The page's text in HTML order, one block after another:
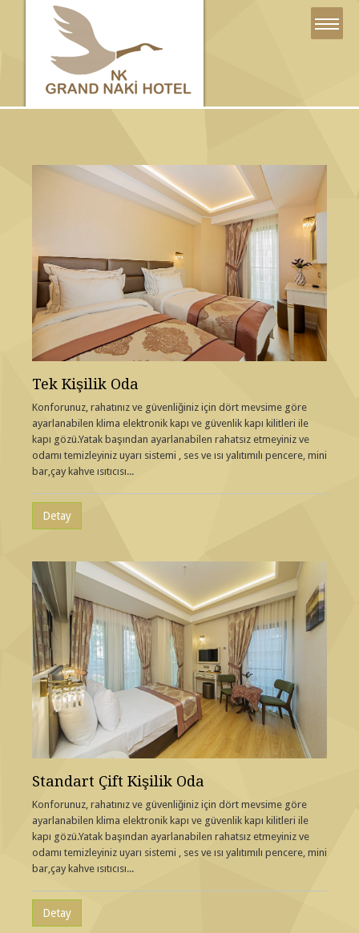
Tek Kişilik Oda
Konforunuz, rahatınız ve güvenliğiniz için dört mevsime göre
ayarlanabilen klima elektronik kapı ve güvenlik kapı kilitleri ile
kapı gözü.Yatak başından ayarlanabilen rahatsız etmeyiniz ve
odamı temizleyiniz uyarı sistemi , ses ve ısı yalıtımılı pencere, mini
bar,çay kahve ısıtıcısı...
Detay
Standart Çift Kişilik Oda
Konforunuz, rahatınız ve güvenliğiniz için dört mevsime göre
ayarlanabilen klima elektronik kapı ve güvenlik kapı kilitleri ile
kapı gözü.Yatak başından ayarlanabilen rahatsız etmeyiniz ve
odamı temizleyiniz uyarı sistemi , ses ve ısı yalıtımılı pencere, mini
bar,çay kahve ısıtıcısı...
Detay